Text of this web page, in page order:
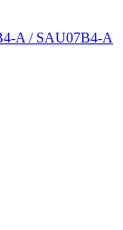
A / SAU07B4-A